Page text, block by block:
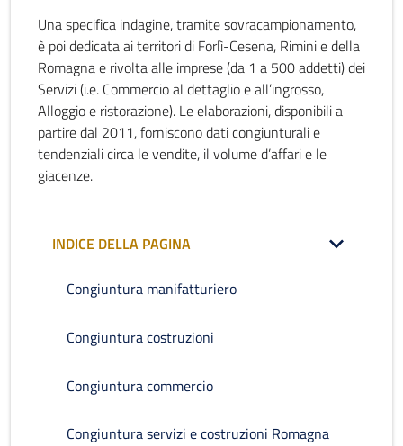
Una specifica indagine, tramite sovracampionamento,
è poi dedicata ai territori di Forlì-Cesena, Rimini e della
Romagna e rivolta alle imprese (da 1 a 500 addetti) dei
Servizi (i.e. Commercio al dettaglio e all’ingrosso,
Alloggio e ristorazione). Le elaborazioni, disponibili a
partire dal 2011, forniscono dati congiunturali e
tendenziali circa le vendite, il volume d’affari e le
giacenze.
INDICE DELLA PAGINA
Congiuntura manifatturiero
Congiuntura costruzioni
Congiuntura commercio
Congiuntura servizi e costruzioni Romagna